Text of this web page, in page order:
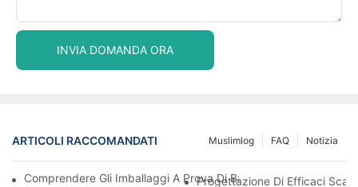
INVIA DOMANDA ORA
ARTICOLI RACCOMANDATI Notizia
FAQ
Muslimlog
Comprendere Gli Imballaggi A Prova Di Bambino: Garantire La
Progettazione Di Efficaci